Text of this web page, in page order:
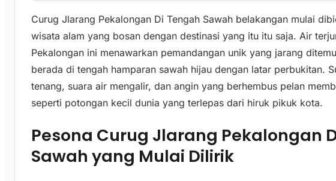
Curug Jlarang Pekalongan Di Tengah Sawah belakangan mulai
wisata alam yang bosan dengan destinasi yang itu itu saja. Air
Pekalongan ini menawarkan pemandangan unik yang jarang
berada di tengah hamparan sawah hijau dengan latar perbukitan.
tenang, suara air mengalir, dan angin yang berhembus pelan
seperti potongan kecil dunia yang terlepas dari hiruk pikuk kota.
Pesona Curug Jlarang Pekalongan
Sawah yang Mulai Dilirik